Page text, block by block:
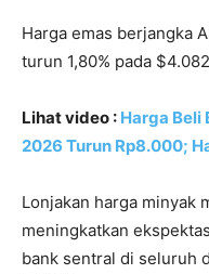
Harga emas berjangka
turun 1,80% pada
Lihat video : Harga Beli
2026 Turun Rp8.000;
Lonjakan harga minyak
meningkatkan
bank sentral di seluruh